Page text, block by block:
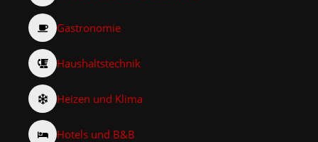
Gastronomie
Haushaltstechnik
Heizen und Klima
Hotels und B&B